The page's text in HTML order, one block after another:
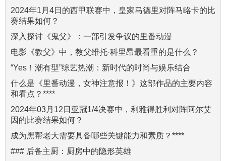
2024年1月4日的西甲联赛中，皇家马德里对阵马略卡的比
赛结果如何？
深入探讨《鬼父》：一部引发争议的里番动漫
电影《教父》中，教父维托·科里昂最看重的是什么？
“Yes！潮有型”综艺热潮：新时代的时尚与娱乐结合
什么是《里番动漫，女神注意报！》这部作品的主要内容
和看点？****
2024年03月12日亚冠1/4决赛中，利雅得胜利对阵阿尔艾
因的比赛结果如何？
成为黑帮老大需要具备哪些关键能力和素质？****
### 后备主厨：厨房中的隐形英雄